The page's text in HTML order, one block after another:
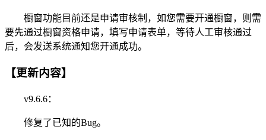
橱窗功能目前还是申请审核制，如您需要开通橱窗，则需
要先通过橱窗资格申请，填写申请表单，等待人工审核通过
后，会发送系统通知您开通成功。
【更新内容】
v9.6.6：
修复了已知的Bug。